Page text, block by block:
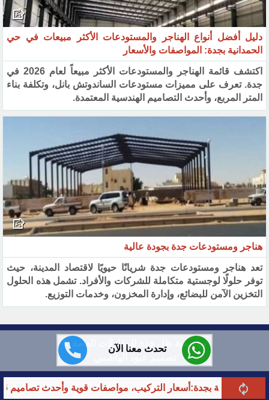
تحدث معنا الآن
التركيب، مواصفات قوية وأحدث تصاميم 2026
دليل أفضل أنواع الهناجر والمستودعات الأكثر مبيعات في حي
الحمدانية بجدة: المواصفات والأسعار
اكتشف قائمة الهناجر والمستودعات الأكثر مبيعاً لعام 2026 في
جدة. تعرف على مميزات مستودعات الساندوتش بانل، وتكلفة بناء
المتر المربع، وأحدث التصاميم الهندسية المعتمدة.
هناجر ومستودعات جدة بجودة عالية
تعد هناجر ومستودعات جدة شريانًا حيويًا لاقتصاد المدينة، حيث
توفر حلولًا لوجستية متكاملة للشركات والأفراد. تشمل هذه الحلول
التخزين الآمن للبضائع، وإدارة المخزون، وخدمات التوزيع.
مؤسسة ظل جدة للمقاولات العامة ©